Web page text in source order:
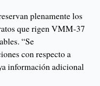
plenamente los
que rigen VMM-37
“Se
con respecto a
información adicional